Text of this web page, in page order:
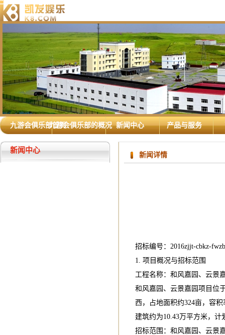
九游会俱乐部首页九游会俱乐部的概况 新闻中心 产品与服务
新闻中心
新闻详情
招标编号：2016zjjt-cbkz-
1. 项目概况与招标范围
工程名称：和风嘉园、云景
和风嘉园、云景嘉园项目位
西，占地面积约324亩，容
建筑约为10.43万平方米，计
招标范围：和风嘉园、云景